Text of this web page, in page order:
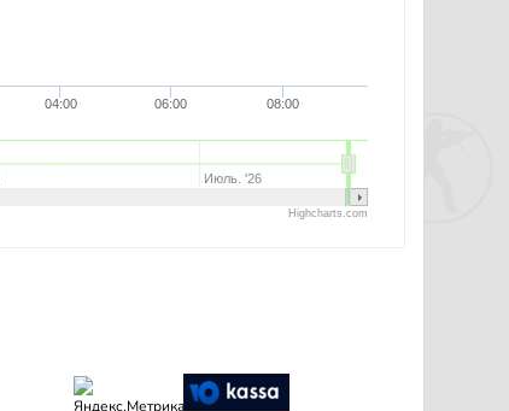
04:00 06:00 08:00
Июль. '26
Highcharts.com